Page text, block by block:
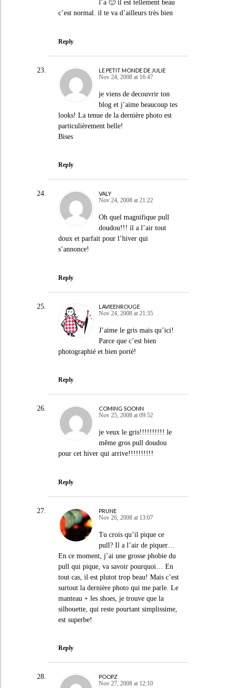
l’a 🙂 il est tellement beau
c’est normal. il te va d’ailleurs très bien
Reply
LE PETIT MONDE DE JULIE
Nov 24, 2008 at 16:47
je viens de decouvrir ton
blog et j’aime beaucoup tes
looks! La tenue de la dernière photo est
particulièrement belle!
Bises
Reply
VALY
Nov 24, 2008 at 21:22
Oh quel magnifique pull
doudou!!! il a l’air tout
doux et parfait pour l’hiver qui
s’annonce!
Reply
LAVIEENROUGE
Nov 24, 2008 at 21:35
J’aime le gris mais qu’ici!
Parce que c’est bien
photographié et bien porté!
Reply
COMING SOONN
Nov 25, 2008 at 09:52
je veux le gris!!!!!!!!!! le
même gros pull doudou
pour cet hiver qui arrive!!!!!!!!!!
Reply
PRUNE
Nov 26, 2008 at 13:07
Tu crois qu’il pique ce
pull? Il a l’air de piquer…
En ce moment, j’ai une grosse phobie du
pull qui pique, va savoir pourquoi… En
tout cas, il est plutot trop beau! Mais c’est
surtout la dernière photo qui me parle. Le
manteau + les shoes, je trouve que la
silhouette, qui reste pourtant simplissime,
est superbe!
Reply
POOPZ
Nov 27, 2008 at 12:10